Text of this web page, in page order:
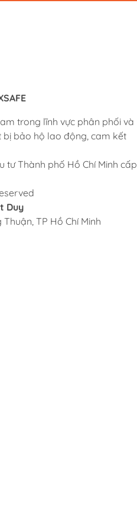
trong lĩnh vực phân phối và
bị bảo hộ lao động, cam kết
tư Thành phố Hồ Chí Minh cấp
Duy
TP Hồ Chí Minh